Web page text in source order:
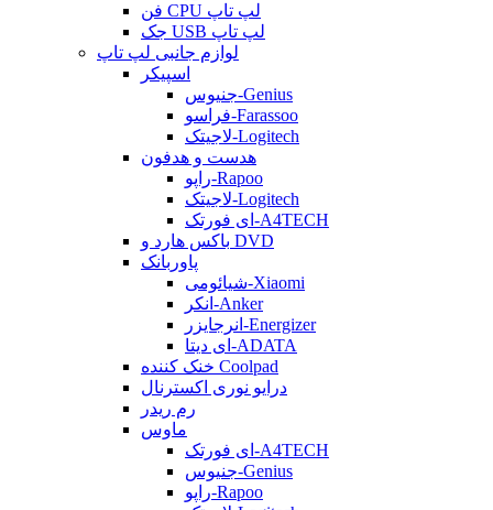
فن CPU لپ تاپ
جک USB لپ تاپ
لوازم جانبی لپ تاپ
اسپیکر
جنیوس-Genius
فراسو-Farassoo
لاجیتک-Logitech
هدست و هدفون
راپو-Rapoo
لاجیتک-Logitech
ای فورتک-A4TECH
باکس هارد و DVD
پاوربانک
شیائومی-Xiaomi
انکر-Anker
انرجایزر-Energizer
ای دیتا-ADATA
خنک کننده Coolpad
درایو نوری اکسترنال
رم ریدر
ماوس
ای فورتک-A4TECH
جنیوس-Genius
راپو-Rapoo